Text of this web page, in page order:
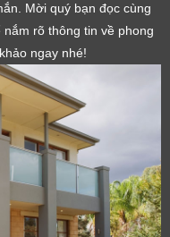
Mời quý bạn đọc cùng
rõ thông tin về phong
ngay nhé!